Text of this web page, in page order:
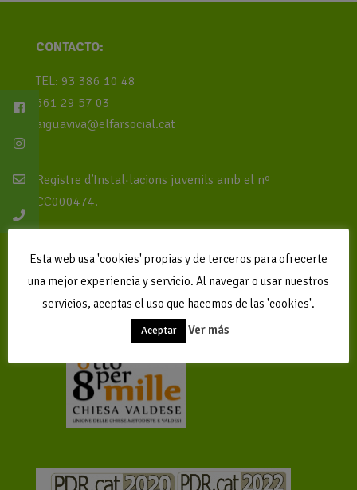
CONTACTO:
TEL: 93 386 10 48
661 29 57 03
aiguaviva@elfarsocial.cat
Registre d’Instal·lacions juvenils amb el nº
CC000474.
Pertenece a la EEC
Gestión: El Far Social
Avíso legal, política de privacidad
Esta web usa 'cookies' propias y de terceros para ofrecerte
una mejor experiencia y servicio. Al navegar o usar nuestros
servicios, aceptas el uso que hacemos de las 'cookies'.
Aceptar Ver más